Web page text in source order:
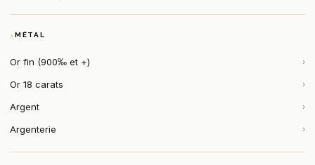
MÉTAL
Or fin (900‰ et +) ›
Or 18 carats ›
Argent ›
Argenterie ›